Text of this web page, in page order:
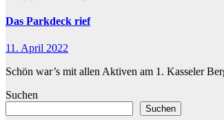
Das Parkdeck rief
11. April 2022
Schön war’s mit allen Aktiven am 1. Kasseler
Suchen
Suchen